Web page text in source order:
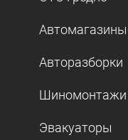
Автомагазины
Авторазборки
Шиномонтажи
Эвакуаторы